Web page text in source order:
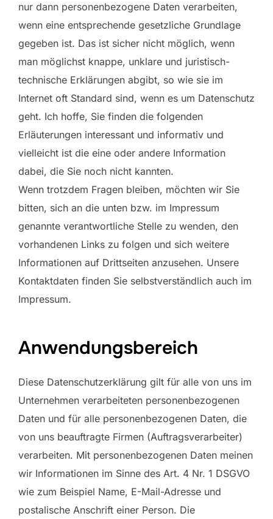
nur dann personenbezogene Daten verarbeiten,
wenn eine entsprechende gesetzliche Grundlage
gegeben ist. Das ist sicher nicht möglich, wenn
man möglichst knappe, unklare und juristisch-
technische Erklärungen abgibt, so wie sie im
Internet oft Standard sind, wenn es um Datenschutz
geht. Ich hoffe, Sie finden die folgenden
Erläuterungen interessant und informativ und
vielleicht ist die eine oder andere Information
dabei, die Sie noch nicht kannten.
Wenn trotzdem Fragen bleiben, möchten wir Sie
bitten, sich an die unten bzw. im Impressum
genannte verantwortliche Stelle zu wenden, den
vorhandenen Links zu folgen und sich weitere
Informationen auf Drittseiten anzusehen. Unsere
Kontaktdaten finden Sie selbstverständlich auch im
Impressum.
Anwendungsbereich
Diese Datenschutzerklärung gilt für alle von uns im
Unternehmen verarbeiteten personenbezogenen
Daten und für alle personenbezogenen Daten, die
von uns beauftragte Firmen (Auftragsverarbeiter)
verarbeiten. Mit personenbezogenen Daten meinen
wir Informationen im Sinne des Art. 4 Nr. 1 DSGVO
wie zum Beispiel Name, E-Mail-Adresse und
postalische Anschrift einer Person. Die